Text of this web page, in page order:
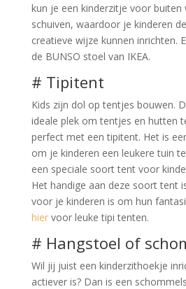
kun je een kinderzitje voor buiten
schuiven, waardoor je kinderen
creatieve wijze kunnen inrichten.
de BUNSO stoel van IKEA.
# Tipitent
Kids zijn dol op tentjes bouwen.
ideale plek om tentjes en hutten
perfect met een tipitent. Het is
om je kinderen een leukere tuin
een speciale soort tent voor
Het handige aan deze soort tent
voor je kinderen is om hun
hier voor leuke tipi tenten.
# Hangstoel of
Wil jij juist een kinderzithoekje
actiever is? Dan is een